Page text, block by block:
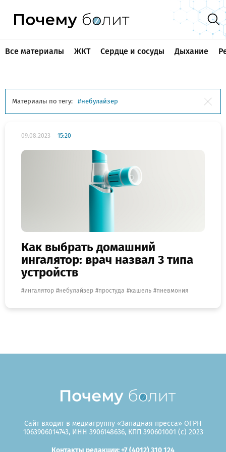
Все материалы ЖКТ Сердце и сосуды Дыхание
Материалы по тегу: небулайзер
09.08.2023 15:20
Как выбрать домашний
ингалятор: врач назвал 3 типа
устройств
ингалятор небулайзер простуда кашель пневмония
Сайт входит в медиагруппу «Западная пресса» ОГРН
1063906014743, ИНН 3906148636, КПП 390601001 (c) 2023
Контакты редакции: +7 (4012) 310 124